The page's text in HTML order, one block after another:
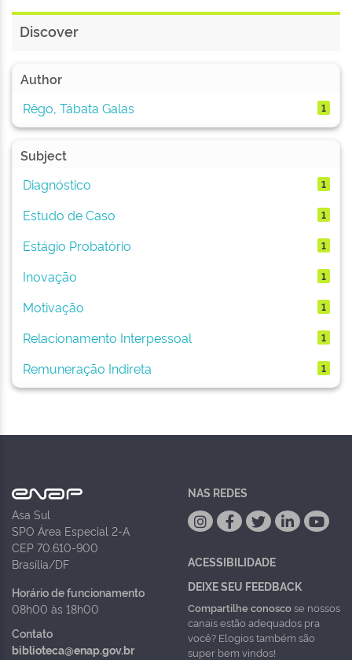
Discover
Author
Rêgo, Tábata Galas
1
Subject
Diagnóstico
1
Estudo de Caso 1
Estágio Probatório 1
Inovação 1
Motivação 1
Relacionamento Interpessoal 1
Remuneração Indireta 1
Asa Sul
SPO Área Especial 2-A
CEP 70.610-900
Brasília/DF
Horário de funcionamento
08h00 às 18h00
Contato
biblioteca@enap.gov.br
NAS REDES
ACESSIBILIDADE
DEIXE SEU FEEDBACK
Compartilhe conoscose nossos
canais estão adequados pra
você? Elogios também são
super bem vindos!